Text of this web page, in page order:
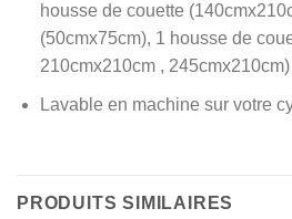
housse de couette
(50cmx75cm), 1 housse de
210cmx210cm , 245cmx210cm)
Lavable en machine sur votre
PRODUITS SIMILAIRES